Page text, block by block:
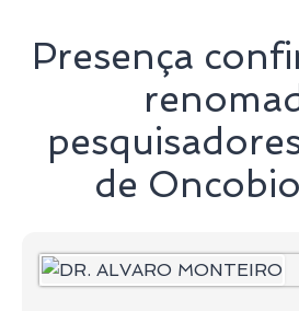
Presença
de